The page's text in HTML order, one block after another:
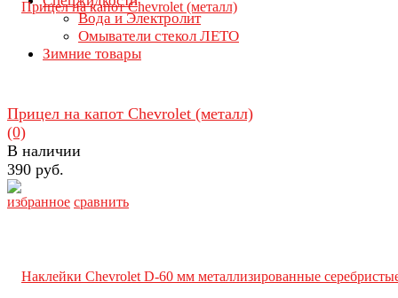
Вода и Электролит
Омыватели стекол ЛЕТО
Зимние товары
избранное сравнить
Прицел на капот Chevrolet (металл)
(0)
В наличии
390 руб.